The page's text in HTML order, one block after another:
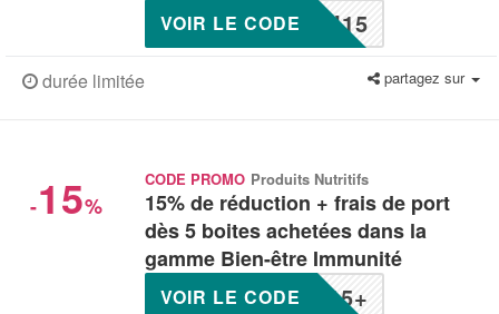
I15
VOIR LE CODE
durée limitée partagez sur
-15%
CODE PROMO Produits Nutritifs
15% de réduction + frais de port
dès 5 boites achetées dans la
gamme Bien-être Immunité
15+
VOIR LE CODE